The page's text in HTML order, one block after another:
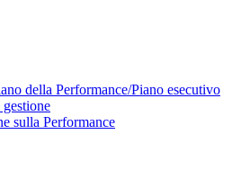
della Performance/Piano esecutivo
gestione
sulla Performance